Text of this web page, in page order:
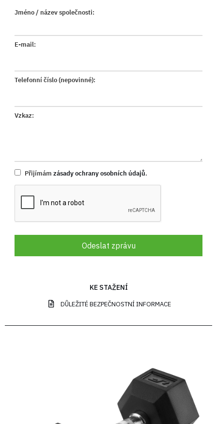
Jméno / název společnosti:
E-mail:
Telefonní číslo (nepovinné):
Vzkaz:
Přijímám zásady ochrany osobních údajů.
Odeslat zprávu
KE STAŽENÍ
DŮLEŽITÉ BEZPEČNOSTNÍ INFORMACE